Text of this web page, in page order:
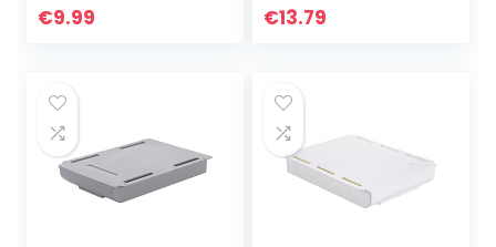
360°Volledige
€9.99
Case with Free
€13.79